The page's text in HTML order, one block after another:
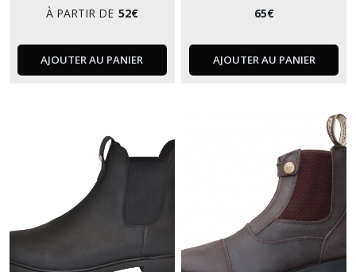
À PARTIR DE 52€
AJOUTER AU PANIER
65€
AJOUTER AU PANIER